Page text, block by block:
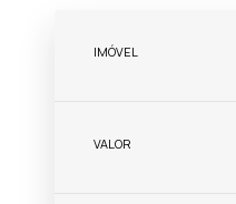
IMÓVEL
VALOR